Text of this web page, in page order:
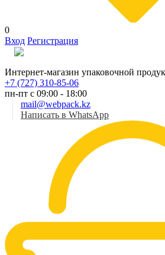
0
Вход Регистрация
Интернет-магазин упаковочной
+7 (727) 310-85-06
пн-пт с 09:00 - 18:00
mail@webpack.kz
Написать в WhatsApp